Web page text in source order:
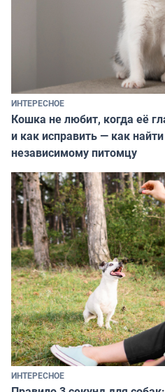
ИНТЕРЕСНОЕ
Кошка не любит, когда её
и как исправить — как
независимому питомцу
ИНТЕРЕСНОЕ